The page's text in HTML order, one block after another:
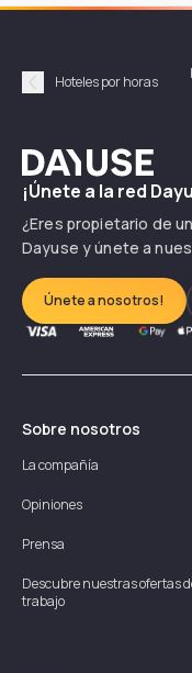
Précédent
Hoteles por horas
Dayuse
¡Únete a la red
¿Eres propietario de
Dayuse y únete a
Únete a nosotros!
Sobre nosotros
La compañía
Opiniones
Prensa
Descubre nuestras ofertas
trabajo